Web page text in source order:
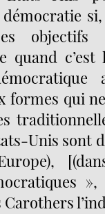
objectifs
quand
formes qui
Unis sont
»,